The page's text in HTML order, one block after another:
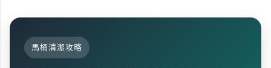
馬桶清潔攻略